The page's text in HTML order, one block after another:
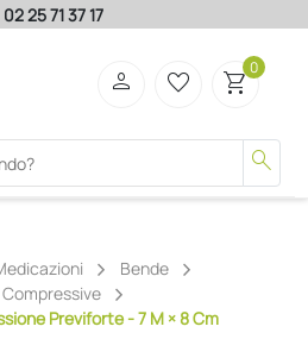
02 25 71 37 17
search
person favorite_border shopping_cart0
Bende
Previforte - 7 M × 8 Cm